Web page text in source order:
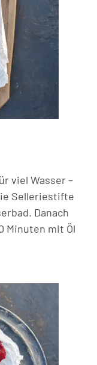
viel Wasser –
Selleriestifte
Danach
Minuten mit Öl